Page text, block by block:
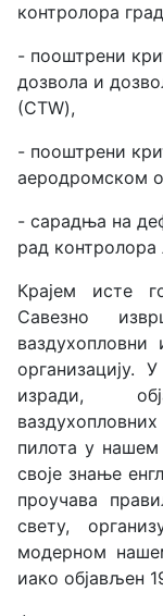
контролора
- пооштрени
дозвола и
(СТW),
- пооштрени
аеродромском
- сарадња на
рад контролора
Крајем исте
Савезно
ваздухопловни
изради,
пилота у нашем
своје знање
проучава
свету,
модерном
иако објављен